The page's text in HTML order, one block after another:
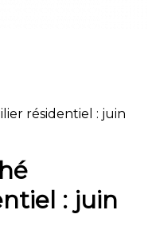
résidentiel : juin
: juin